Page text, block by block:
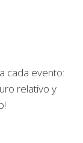
cada evento:
relativo y